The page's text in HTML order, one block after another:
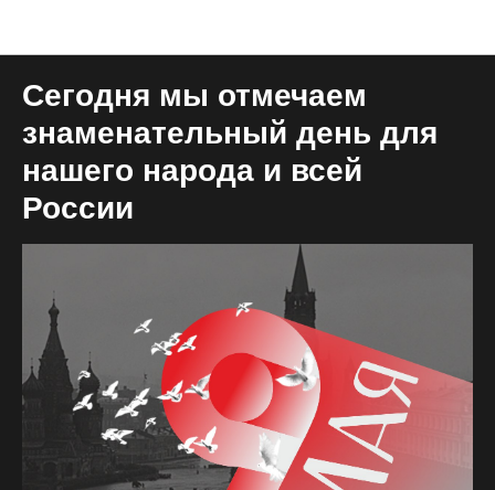
Сегодня мы отмечаем
знаменательный день для
нашего народа и всей
России